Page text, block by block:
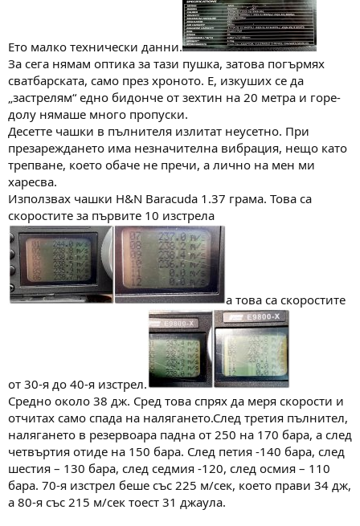
Ето малко технически данни.
За сега нямам оптика за тази пушка, затова погърмях
сватбарската, само през хроното. Е, изкуших се да
„застрелям“ едно бидонче от зехтин на 20 метра и горе-
долу нямаше много пропуски.
Десетте чашки в пълнителя излитат неусетно. При
презареждането има незначителна вибрация, нещо като
трепване, което обаче не пречи, а лично на мен ми
харесва.
Използвах чашки H&N Baracuda 1.37 грама. Това са
скоростите за първите 10 изстрела
а това са скоростите
от 30-я до 40-я изстрел.
Средно около 38 дж. Сред това спрях да меря скорости и
отчитах само спада на налягането.След третия пълнител,
налягането в резервоара падна от 250 на 170 бара, а след
четвъртия отиде на 150 бара. След петия -140 бара, след
шестия – 130 бара, след седмия -120, след осмия – 110
бара. 70-я изстрел беше със 225 м/сек, което прави 34 дж,
а 80-я със 215 м/сек тоест 31 джаула.